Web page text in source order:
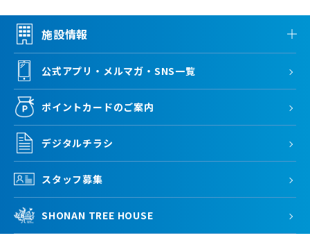
施設情報
公式アプリ・メルマガ・SNS一覧
ポイントカードのご案内
デジタルチラシ
スタッフ募集
SHONAN TREE HOUSE